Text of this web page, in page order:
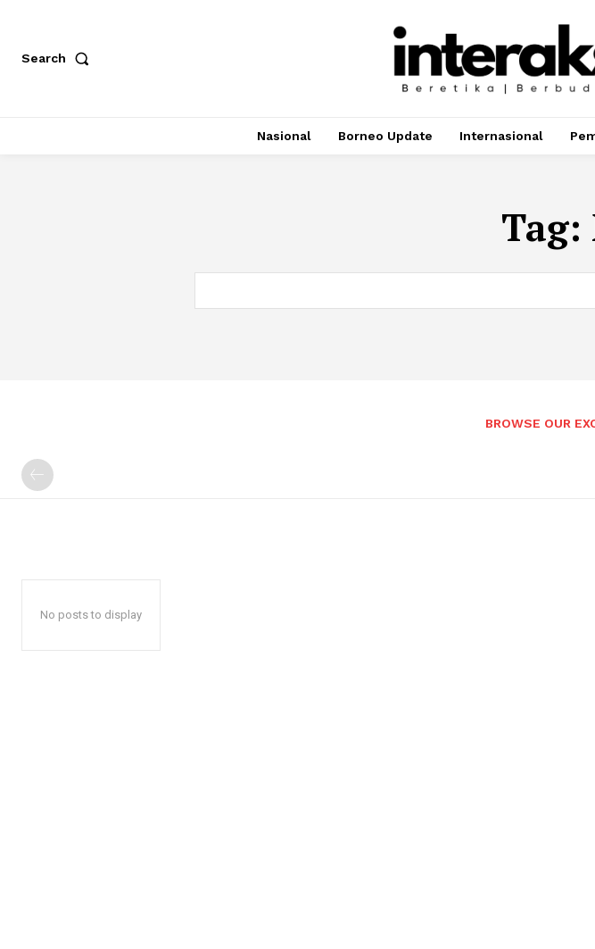
Search
Nasional Borneo Update Internasional
Tag:
BROWSE OUR
No posts to display